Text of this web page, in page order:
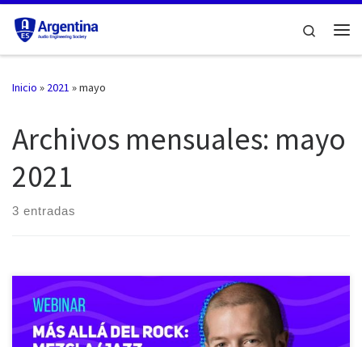
Saltar al contenido
Search
Inicio » 2021 »mayo
Archivos mensuales: mayo
2021
3 entradas